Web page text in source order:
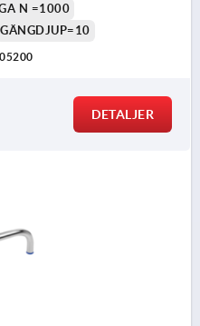
N =1000
GÄNGDJUP=10
DETALJER